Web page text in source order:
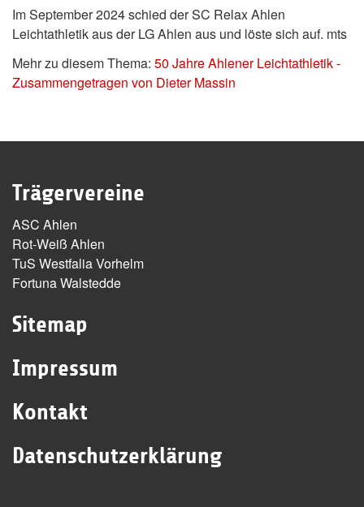
Im September 2024 schied der SC Relax Ahlen
Leichtathletik aus der LG Ahlen aus und löste sich auf. mts
Mehr zu diesem Thema: 50 Jahre Ahlener Leichtathletik -
Zusammengetragen von Dieter Massin
Trägervereine
ASC Ahlen
Rot-Weiß Ahlen
TuS Westfalia Vorhelm
Fortuna Walstedde
Sitemap
Impressum
Kontakt
Datenschutzerklärung